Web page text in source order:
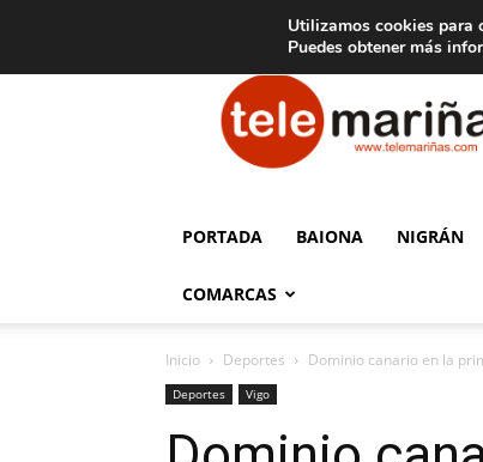
Aviso legal Tarifas de
Telemariñas
PORTADA BAIONA NIGRÁN
COMARCAS
Inicio Deportes Dominio canario en la
Deportes Vigo
Utilizamos cookies para
Puedes obtener más